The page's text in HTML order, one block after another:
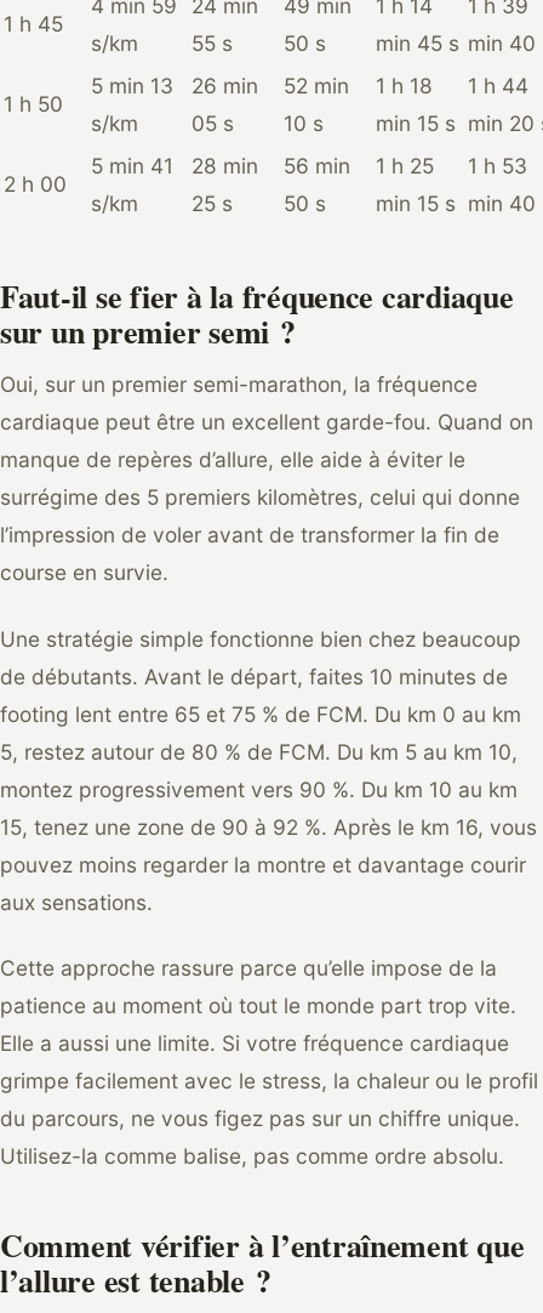
1 h 45
4 min 59
s/km
24 min
55 s
49 min
50 s
1 h 14
min 45 s
1 h 39
min 40
1 h 50
5 min 13
s/km
26 min
05 s
52 min
10 s
1 h 18
min 15 s
1 h 44
min 20
2 h 00
5 min 41
s/km
28 min
25 s
56 min
50 s
1 h 25
min 15 s
1 h 53
min 40
Faut-il se fier à la fréquence cardiaque
sur un premier semi ?
Oui, sur un premier semi-marathon, la fréquence
cardiaque peut être un excellent garde-fou. Quand on
manque de repères d’allure, elle aide à éviter le
surrégime des 5 premiers kilomètres, celui qui donne
l’impression de voler avant de transformer la fin de
course en survie.
Une stratégie simple fonctionne bien chez beaucoup
de débutants. Avant le départ, faites 10 minutes de
footing lent entre 65 et 75 % de FCM. Du km 0 au km
5, restez autour de 80 % de FCM. Du km 5 au km 10,
montez progressivement vers 90 %. Du km 10 au km
15, tenez une zone de 90 à 92 %. Après le km 16, vous
pouvez moins regarder la montre et davantage courir
aux sensations.
Cette approche rassure parce qu’elle impose de la
patience au moment où tout le monde part trop vite.
Elle a aussi une limite. Si votre fréquence cardiaque
grimpe facilement avec le stress, la chaleur ou le profil
du parcours, ne vous figez pas sur un chiffre unique.
Utilisez-la comme balise, pas comme ordre absolu.
Comment vérifier à l’entraînement que
l’allure est tenable ?